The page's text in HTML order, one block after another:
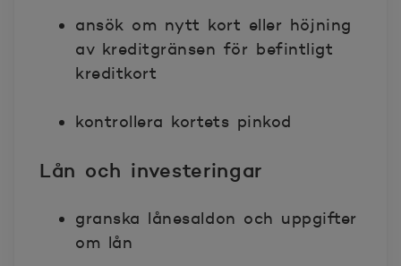
ansök om nytt kort eller höjning
av kreditgränsen för befintligt
kreditkort
kontrollera kortets pinkod
Lån och investeringar
granska lånesaldon och uppgifter
om lån